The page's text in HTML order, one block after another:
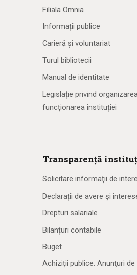
Filiala Omnia
Informații publice
Carieră și voluntariat
Turul bibliotecii
Manual de identitate
Legislație privind
funcționarea instituției
Transparență
Solicitare informaţii de
Declarații de avere și
Drepturi salariale
Bilanțuri contabile
Buget
Achiziţii publice. Anunţuri de